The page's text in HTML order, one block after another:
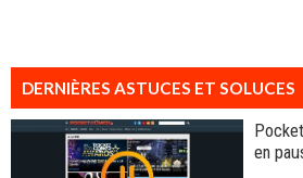
DERNIÈRES ASTUCES ET SOLUCES
en